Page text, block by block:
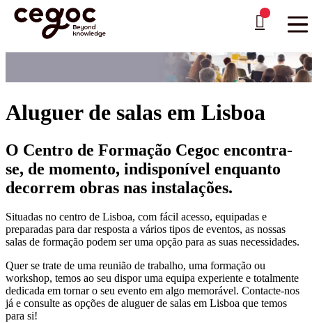
Skip to main content
Está aqui:Home > Aluguer de salas em Lisboa
Aluguer de salas em Lisboa
O Centro de Formação Cegoc encontra-
se, de momento, indisponível enquanto
decorrem obras nas instalações.
Situadas no centro de Lisboa, com fácil acesso, equipadas e
preparadas para dar resposta a vários tipos de eventos, as nossas
salas de formação podem ser uma opção para as suas necessidades.
Quer se trate de uma reunião de trabalho, uma formação ou
workshop, temos ao seu dispor uma equipa experiente e totalmente
dedicada em tornar o seu evento em algo memorável. Contacte-nos
já e consulte as opções de aluguer de salas em Lisboa que temos
para si!